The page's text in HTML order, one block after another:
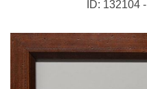
ID: 132104 -